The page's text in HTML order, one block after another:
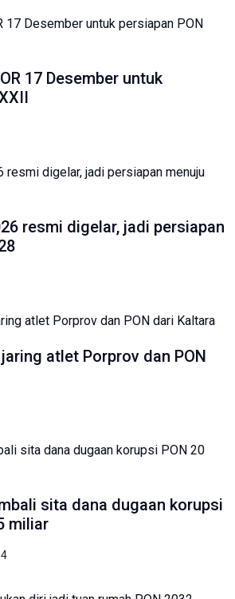
17 Desember untuk
resmi digelar, jadi persiapan
atlet Porprov dan PON
sita dana dugaan korupsi
miliar